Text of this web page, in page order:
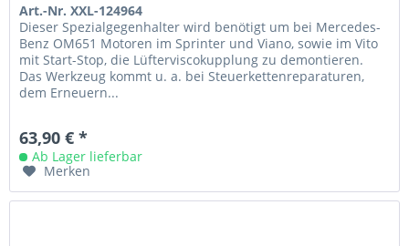
Art.-Nr. XXL-124964
Dieser Spezialgegenhalter wird benötigt um bei Mercedes-
Benz OM651 Motoren im Sprinter und Viano, sowie im Vito
mit Start-Stop, die Lüfterviscokupplung zu demontieren.
Das Werkzeug kommt u. a. bei Steuerkettenreparaturen,
dem Erneuern...
63,90 € *
Ab Lager lieferbar
Merken